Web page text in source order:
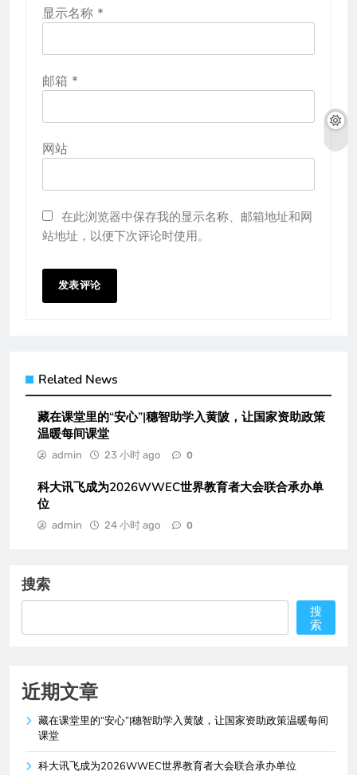
显示名称 *
邮箱 *
网站
在此浏览器中保存我的显示名称、邮箱地址和网
站地址，以便下次评论时使用。
Related News
藏在课堂里的“安心”|穗智助学入黄陂，让国家资助政策
温暖每间课堂
admin 23 小时 ago 0
科大讯飞成为2026WWEC世界教育者大会联合承办单
位
admin 24 小时 ago 0
搜索
搜
索
近期文章
藏在课堂里的“安心”|穗智助学入黄陂，让国家资助政策温暖每间
课堂
科大讯飞成为2026WWEC世界教育者大会联合承办单位